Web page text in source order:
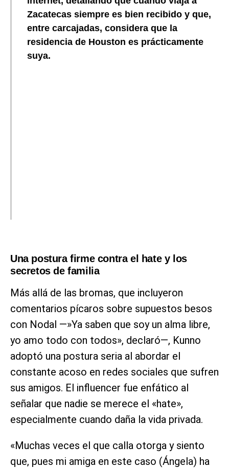
Zacatecas siempre es bien recibido y que,
entre carcajadas, considera que la
residencia de Houston es prácticamente
suya.
Una postura firme contra el hate y los
secretos de familia
Más allá de las bromas, que incluyeron
comentarios pícaros sobre supuestos besos
con Nodal —»Ya saben que soy un alma libre,
yo amo todo con todos», declaró—, Kunno
adoptó una postura seria al abordar el
constante acoso en redes sociales que sufren
sus amigos. El influencer fue enfático al
señalar que nadie se merece el «hate»,
especialmente cuando daña la vida privada.
«Muchas veces el que calla otorga y siento
que, pues mi amiga en este caso (Ángela) ha